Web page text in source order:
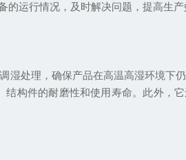
运行情况，及时解决问题，提高生产
湿处理，确保产品在高温高湿环境下
构件的耐磨性和使用寿命。此外，